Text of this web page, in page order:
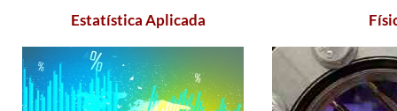
Estatística​ Aplicada​